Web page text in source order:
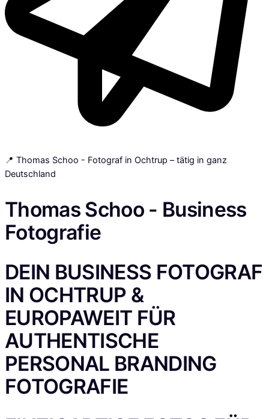
📍 Thomas Schoo - Fotograf in Ochtrup – tätig in ganz
Deutschland
ThomasSchoo - Business
Fotografie
DEIN BUSINESS FOTOGRAF
IN OCHTRUP &
EUROPAWEIT FÜR
AUTHENTISCHE
PERSONAL BRANDING
FOTOGRAFIE